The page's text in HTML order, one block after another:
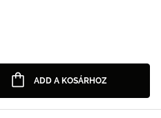
ADD A KOSÁRHOZ